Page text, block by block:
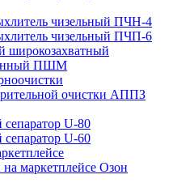
чизельный ПЧН-4
чизельный ПЧП-6
широкозахватный
ПШМ
очистки АППЗ
U-80
U-60
на маркетплейсе Озон